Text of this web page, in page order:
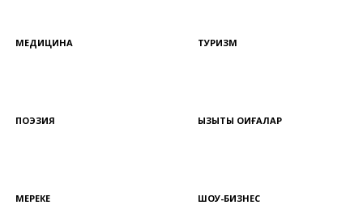
МЕДИЦИНА ТУРИЗМ
ПОЭЗИЯ ҚЫЗЫҚТЫ ОҚИҒАЛАР
МЕРЕКЕ ШОУ-БИЗНЕС